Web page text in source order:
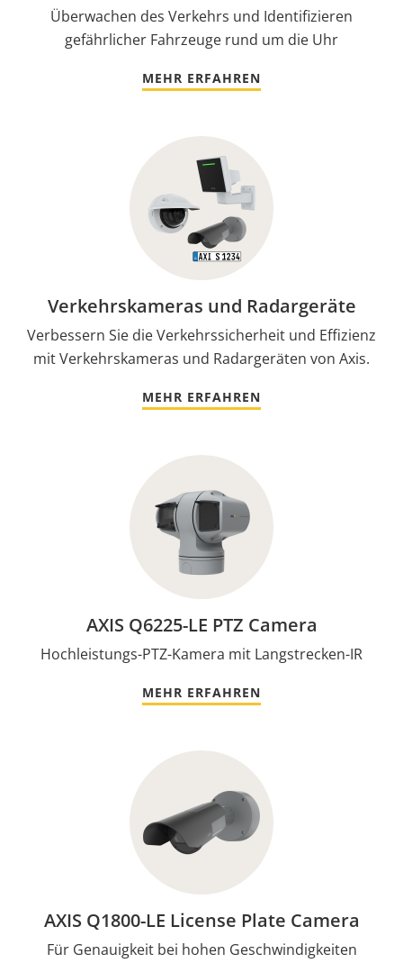
Überwachen des Verkehrs und Identifizieren
gefährlicher Fahrzeuge rund um die Uhr
MEHR ERFAHREN
Verkehrskameras und Radargeräte
Verbessern Sie die Verkehrssicherheit und Effizienz
mit Verkehrskameras und Radargeräten von Axis.
MEHR ERFAHREN
AXIS Q6225-LE PTZ Camera
Hochleistungs-PTZ-Kamera mit Langstrecken-IR
MEHR ERFAHREN
AXIS Q1800-LE License Plate Camera
Für Genauigkeit bei hohen Geschwindigkeiten